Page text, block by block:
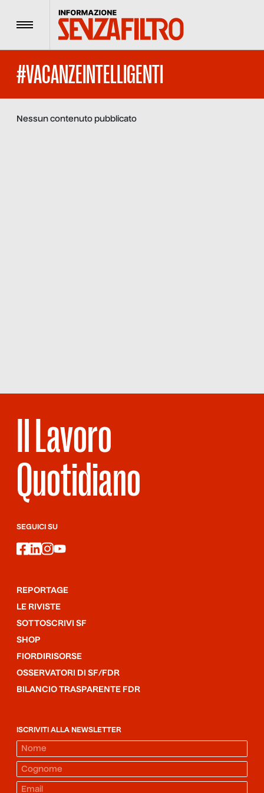
Menu
#VACANZEINTELLIGENTI
Nessun contenuto pubblicato
Il Lavoro
Quotidiano
SEGUICI SU
facebook
linkedin
instagram
youtube
REPORTAGE
LE RIVISTE
SOTTOSCRIVI SF
SHOP
FIORDIRISORSE
OSSERVATORI DI SF/FDR
BILANCIO TRASPARENTE FDR
ISCRIVITI ALLA NEWSLETTER